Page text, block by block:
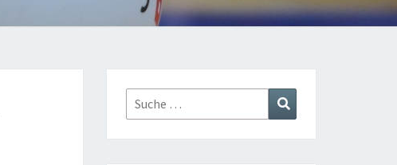
Suche
nach: